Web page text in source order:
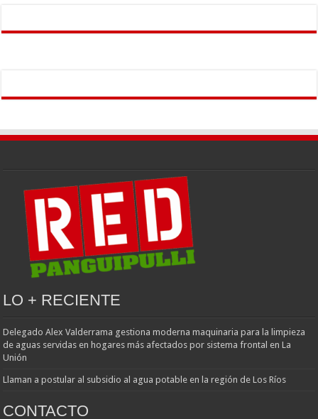
LO + RECIENTE
Delegado Alex Valderrama gestiona moderna maquinaria para la limpieza
de aguas servidas en hogares más afectados por sistema frontal en La
Unión
Llaman a postular al subsidio al agua potable en la región de Los Ríos
CONTACTO